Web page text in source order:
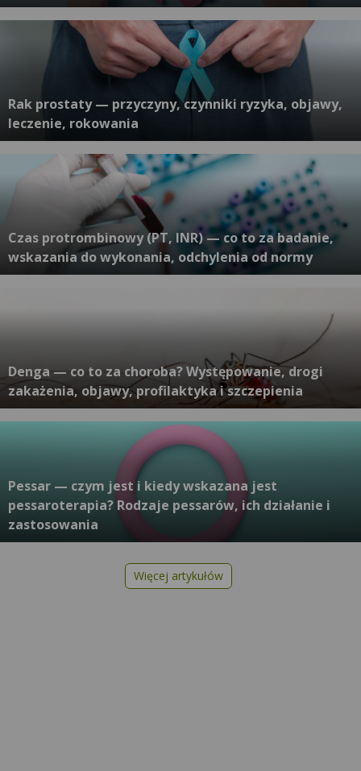
Rak prostaty — przyczyny, czynniki ryzyka, objawy,
leczenie, rokowania
Czas protrombinowy (PT, INR) — co to za badanie,
wskazania do wykonania, odchylenia od normy
Denga — co to za choroba? Występowanie, drogi
zakażenia, objawy, profilaktyka i szczepienia
Pessar — czym jest i kiedy wskazana jest
pessaroterapia? Rodzaje pessarów, ich działanie i
zastosowania
Więcej artykułów